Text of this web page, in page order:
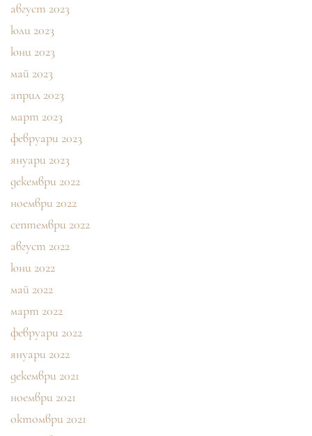
август 2023
юли 2023
юни 2023
май 2023
април 2023
март 2023
февруари 2023
януари 2023
декември 2022
ноември 2022
септември 2022
август 2022
юни 2022
май 2022
март 2022
февруари 2022
януари 2022
декември 2021
ноември 2021
октомври 2021